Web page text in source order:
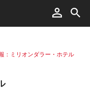
：ミリオンダラー・ホテル